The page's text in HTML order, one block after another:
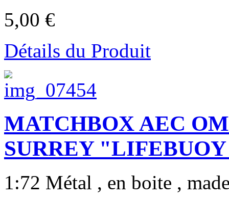
5,00 €
Détails du Produit
MATCHBOX AEC
SURREY
1:72 Métal , en boite ,